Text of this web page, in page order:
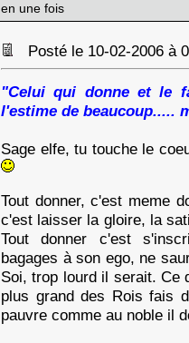
en une fois
Posté le 10-02-2006 à
"Celui qui donne et le
l'estime de beaucoup.....
Sage elfe, tu touche le
Tout donner, c'est meme
c'est laisser la gloire, la
Tout donner c'est
bagages à son ego, ne
Soi, trop lourd il serait. Ce
plus grand des Rois fais
pauvre comme au noble il